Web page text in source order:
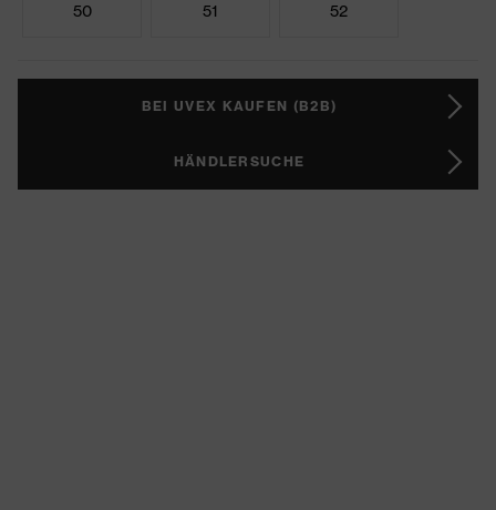
50 51 52
BEI UVEX KAUFEN (B2B)
HÄNDLERSUCHE